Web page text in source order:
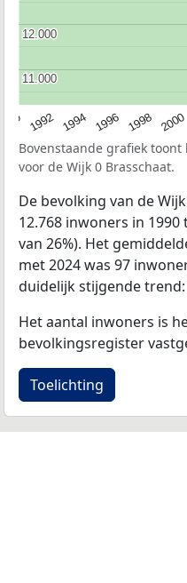
1992 1994 1996 1998 2000
11.000
11.000
12.000
12.000
Bovenstaande grafiek
voor de Wijk 0 Brasschaat.
De bevolking van de
12.768 inwoners in
van 26%). Het
met 2024 was 97
duidelijk stijgende
Het aantal inwoners is
bevolkingsregister
Toelichting